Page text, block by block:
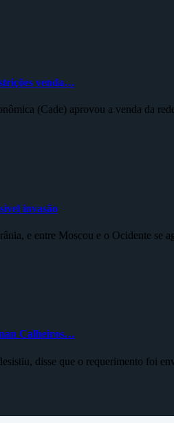
venda…
(Cade) aprovou a venda da
invasão
e entre Moscou e o Ocidente se
Calheiros…
disse que o requerimento foi